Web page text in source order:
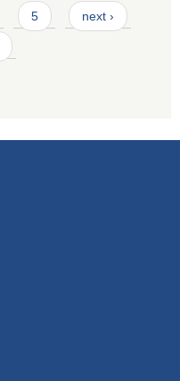
5 next ›